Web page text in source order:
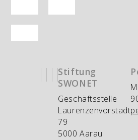
Stiftung
SWONET
Geschäftsstelle
Laurenzenvorstadt
79
5000 Aarau